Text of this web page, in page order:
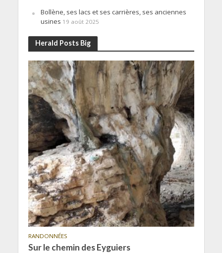
Bollène, ses lacs et ses carrières, ses anciennes
usines 19 août 2025
Herald Posts Big
RANDONNÉES
Sur le chemin des Eyguiers